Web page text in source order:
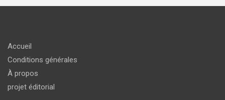
Accueil
Conditions générales
À propos
projet éditorial